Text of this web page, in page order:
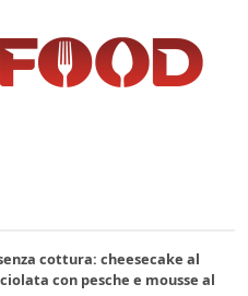
cottura: cheesecake al
con pesche e mousse al